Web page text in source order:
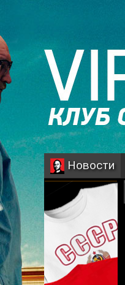
Новости